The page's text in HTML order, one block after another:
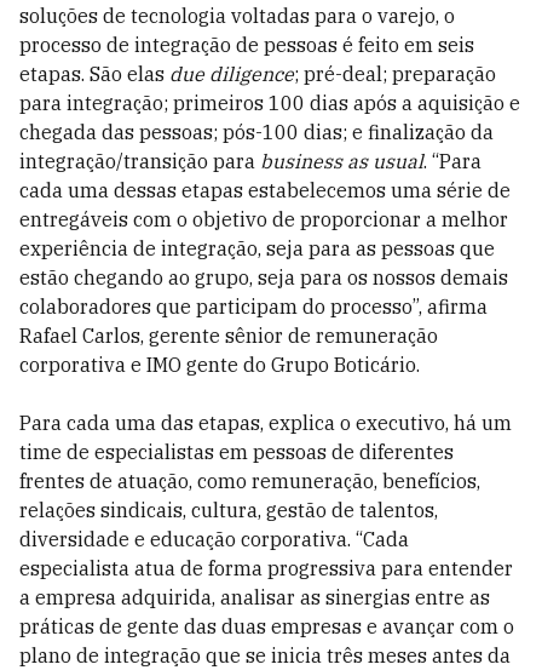
soluções de tecnologia voltadas para o varejo, o
processo de integração de pessoas é feito em seis
etapas. São elas due diligence; pré-deal; preparação
para integração; primeiros 100 dias após a aquisição e
chegada das pessoas; pós-100 dias; e finalização da
integração/transição para business as usual. “Para
cada uma dessas etapas estabelecemos uma série de
entregáveis com o objetivo de proporcionar a melhor
experiência de integração, seja para as pessoas que
estão chegando ao grupo, seja para os nossos demais
colaboradores que participam do processo”, afirma
Rafael Carlos, gerente sênior de remuneração
corporativa e IMO gente do Grupo Boticário.
Para cada uma das etapas, explica o executivo, há um
time de especialistas em pessoas de diferentes
frentes de atuação, como remuneração, benefícios,
relações sindicais, cultura, gestão de talentos,
diversidade e educação corporativa. “Cada
especialista atua de forma progressiva para entender
a empresa adquirida, analisar as sinergias entre as
práticas de gente das duas empresas e avançar com o
plano de integração que se inicia três meses antes da